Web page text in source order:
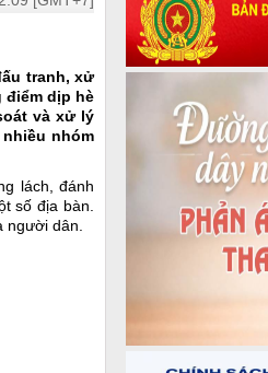
tranh, xử
điểm dịp hè
và xử lý
nhóm
lách, đánh
số địa bàn.
người dân.